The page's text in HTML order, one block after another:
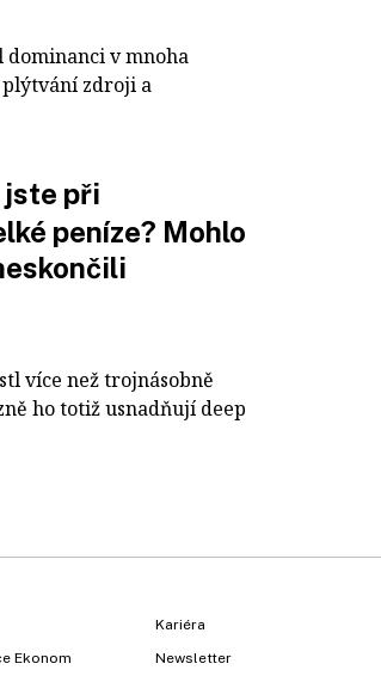
v mnoha
plýtvání zdroji a
při
peníze? Mohlo
více než trojnásobně
ho totiž usnadňují deep
Ekonom
Kariéra
Newsletter